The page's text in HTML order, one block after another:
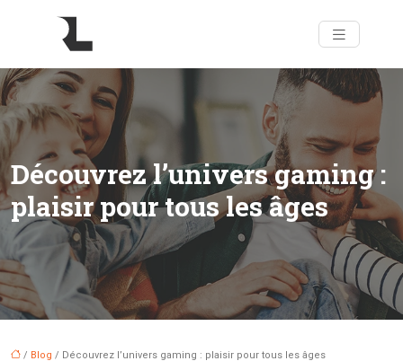
Découvrez l’univers gaming :
plaisir pour tous les âges
/ Blog / Découvrez l’univers gaming : plaisir pour tous les âges